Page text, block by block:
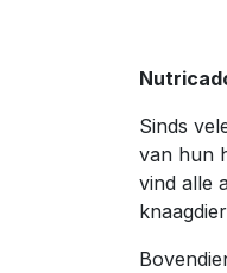
Sinds
van hun
vind alle